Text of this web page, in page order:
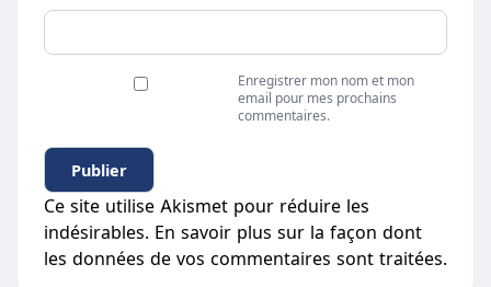
Enregistrer mon nom et mon
email pour mes prochains
commentaires.
Ce site utilise Akismet pour réduire les
indésirables. En savoir plus sur la façon dont
les données de vos commentaires sont traitées.